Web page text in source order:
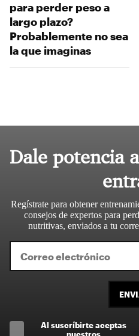
para perder peso a
largo plazo?
Probablemente no sea
la que imaginas
Dale potencia
Regístrate para obtener
consejos de expertos para
nutritivas, enviados a tu
Al suscríbirte aceptas
nuestros